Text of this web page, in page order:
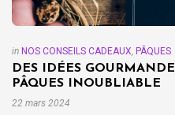
in NOS CONSEILS CADEAUX PÂQUES
DES IDÉES
PÂQUES INOUBLIABLE
22 mars 2024